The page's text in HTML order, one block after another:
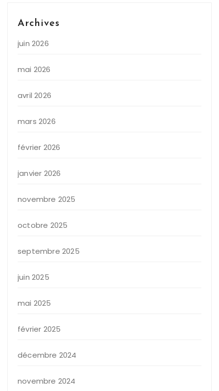
Archives
juin 2026
mai 2026
avril 2026
mars 2026
février 2026
janvier 2026
novembre 2025
octobre 2025
septembre 2025
juin 2025
mai 2025
février 2025
décembre 2024
novembre 2024